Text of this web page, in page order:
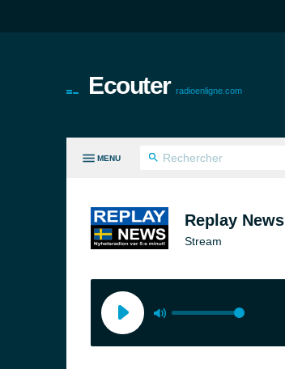
Ecouter radioenligne.com
MENU
Replay
Stream